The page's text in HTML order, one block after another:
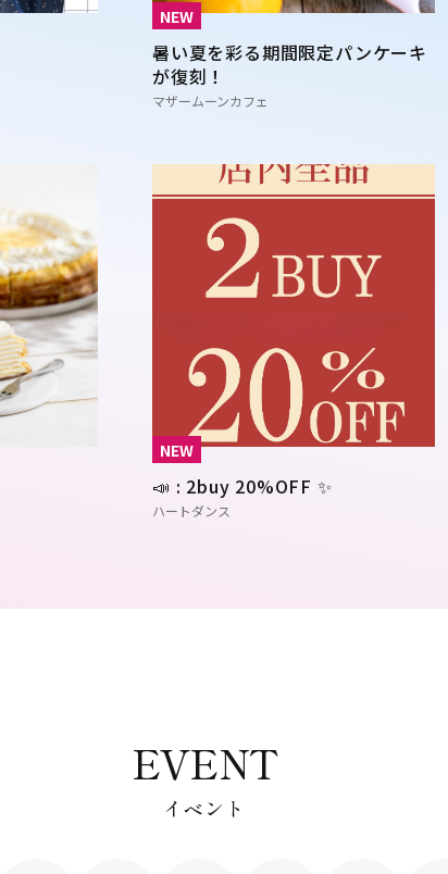
NEW
暑い夏を彩る期間限定パンケーキ
が復刻！
マザームーンカフェ
NEW
📣 : 2buy 20%OFF ✨
ハートダンス
EVENT
イベント